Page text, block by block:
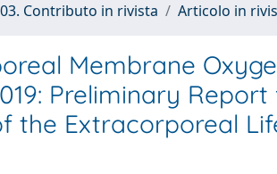
03. Contributo in rivista Articolo in
Membrane
Preliminary
the Extracorporeal